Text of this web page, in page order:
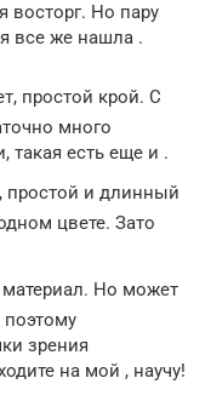
восторг. Но пару
все же нашла .
простой крой. С
много
такая есть еще и .
и длинный
цвете. Зато
Но может
зрения
на мой , научу!